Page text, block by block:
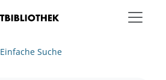
Einfache Suche